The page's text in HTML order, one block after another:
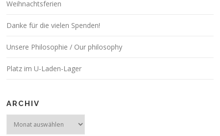
Weihnachtsferien
Danke für die vielen Spenden!
Unsere Philosophie / Our philosophy
Platz im U-Laden-Lager
ARCHIV